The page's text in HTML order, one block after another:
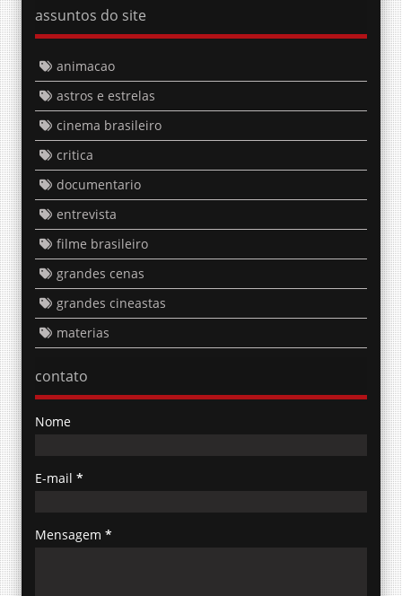
assuntos do site
animacao
astros e estrelas
cinema brasileiro
critica
documentario
entrevista
filme brasileiro
grandes cenas
grandes cineastas
materias
contato
Nome
E-mail *
Mensagem *